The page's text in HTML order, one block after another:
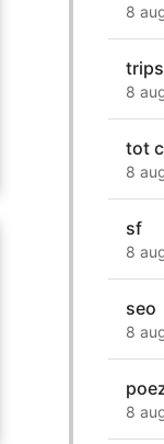
8
8
tot
8
sf
8
seo
8
8